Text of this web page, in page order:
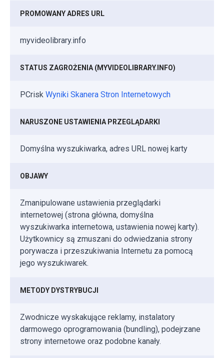
PROMOWANY ADRES URL
myvideolibrary.info
STATUS ZAGROŻENIA (MYVIDEOLIBRARY.INFO)
PCrisk Wyniki Skanera Stron Internetowych
NARUSZONE USTAWIENIA PRZEGLĄDARKI
Domyślna wyszukiwarka, adres URL nowej karty
OBJAWY
Zmanipulowane ustawienia przeglądarki
internetowej (strona główna, domyślna
wyszukiwarka internetowa, ustawienia nowej karty).
Użytkownicy są zmuszani do odwiedzania strony
porywacza i przeszukiwania Internetu za pomocą
jego wyszukiwarek.
METODY DYSTRYBUCJI
Zwodnicze wyskakujące reklamy, instalatory
darmowego oprogramowania (bundling), podejrzane
strony internetowe oraz podobne kanały.